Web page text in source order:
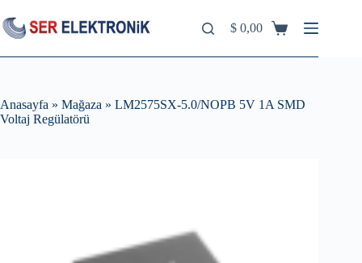
to
content
Shopping
$ 0,00
Anasayfa » Mağaza » LM2575SX-5.0/NOPB 5V 1A SMD
Voltaj Regülatörü